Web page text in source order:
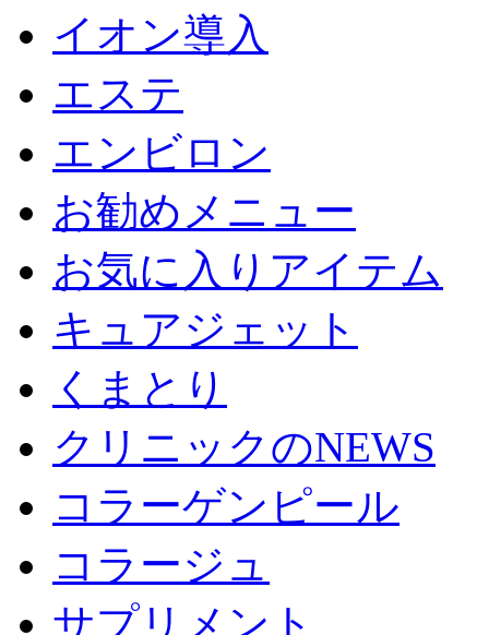
イオン導入
エステ
エンビロン
お勧めメニュー
お気に入りアイテム
キュアジェット
くまとり
クリニックのNEWS
コラーゲンピール
コラージュ
サプリメント